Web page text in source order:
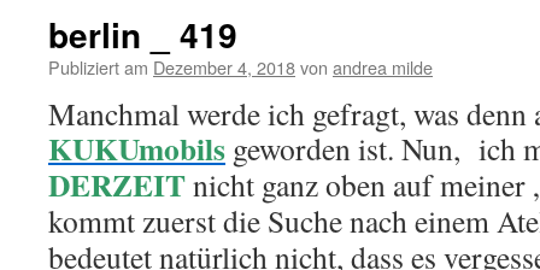
berlin _ 419
Publiziert am Dezember 4, 2018von andrea milde
Manchmal werde ich gefragt, was denn
KUKUmobils geworden ist. Nun, ich
DERZEITnicht ganz oben auf meiner
kommt zuerst die Suche nach einem
bedeutet natürlich nicht, dass es